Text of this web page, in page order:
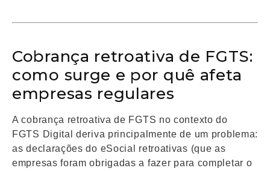
Cobrança retroativa de FGTS:
como surge e por quê afeta
empresas regulares
A cobrança retroativa de FGTS no contexto do
FGTS Digital deriva principalmente de um problema:
as declarações do eSocial retroativas (que as
empresas foram obrigadas a fazer para completar o